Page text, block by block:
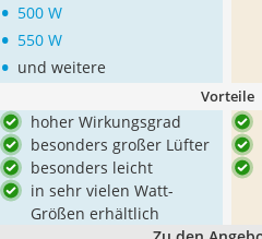
• 500 W
• 550 W
• und weitere
Vorteile
hoher Wirkungsgrad
besonders großer Lüfter
besonders leicht
in sehr vielen Watt-
Größen erhältlich